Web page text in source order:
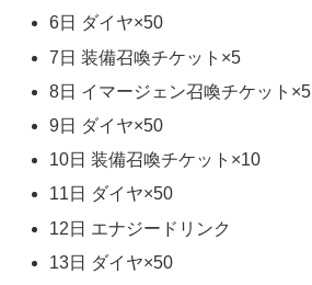
6日 ダイヤ×50
7日 装備召喚チケット×5
8日 イマージェン召喚チケット×5
9日 ダイヤ×50
10日 装備召喚チケット×10
11日 ダイヤ×50
12日 エナジードリンク
13日 ダイヤ×50